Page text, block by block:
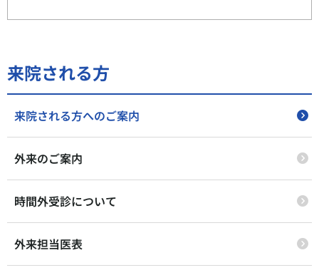
来院される方
来院される方へのご案内
外来のご案内
時間外受診について
外来担当医表